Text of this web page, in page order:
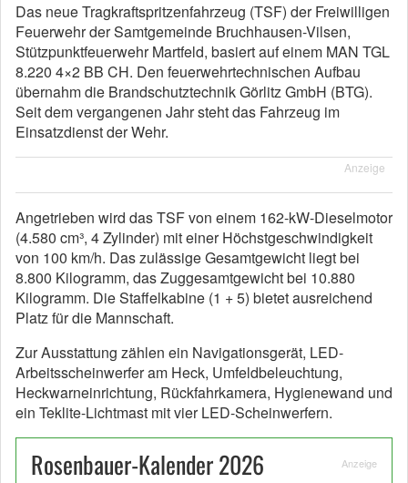
Das neue Tragkraftspritzenfahrzeug (TSF) der Freiwilligen
Feuerwehr der Samtgemeinde Bruchhausen-Vilsen,
Stützpunktfeuerwehr Martfeld, basiert auf einem MAN TGL
8.220 4×2 BB CH. Den feuerwehrtechnischen Aufbau
übernahm die Brandschutztechnik Görlitz GmbH (BTG).
Seit dem vergangenen Jahr steht das Fahrzeug im
Einsatzdienst der Wehr.
Anzeige
Angetrieben wird das TSF von einem 162-kW-Dieselmotor
(4.580 cm³, 4 Zylinder) mit einer Höchstgeschwindigkeit
von 100 km/h. Das zulässige Gesamtgewicht liegt bei
8.800 Kilogramm, das Zuggesamtgewicht bei 10.880
Kilogramm. Die Staffelkabine (1 + 5) bietet ausreichend
Platz für die Mannschaft.
Zur Ausstattung zählen ein Navigationsgerät, LED-
Arbeitsscheinwerfer am Heck, Umfeldbeleuchtung,
Heckwarneinrichtung, Rückfahrkamera, Hygienewand und
ein Teklite-Lichtmast mit vier LED-Scheinwerfern.
Rosenbauer-Kalender 2026 Anzeige